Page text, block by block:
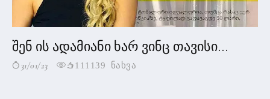
შენ ის ადამიანი ხარ ვინც თავისი...
31/01/23 111139 ნახვა